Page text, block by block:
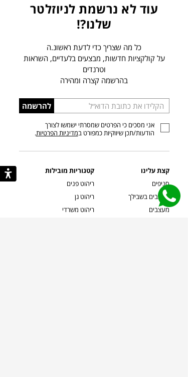
עוד לא נרשמת לניוזלטר
שלנו?!
כל מה שצריך כדי לדעת ראשונ.ה
על קולקציות חדשות, מבצעים בלעדיים, השראות
וטרנדים
בהרשמה קצרה ומהירה
הכניסו
כתובת
דוא”ל
להרשמה
אני מסכים כי הפרטים שמסרתי ישמשו לצורך
הודעות/תכן שיווקיות כמפורט במדיניות הפרטיות.
קצת עלינו
סניפים
מעצבים בשבילך
מעצבים
קטגוריות מובילות
ריהוט פנים
ריהוט גן
ריהוט משרדי